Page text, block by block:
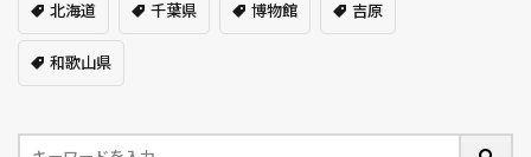
北海道 千葉県 博物館 吉原
和歌山県